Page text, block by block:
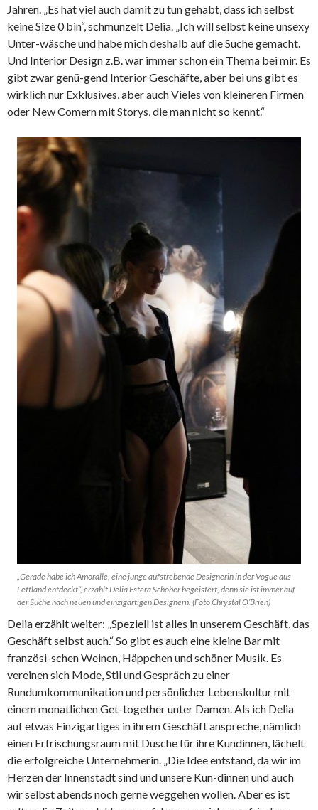
Jahren. „Es hat viel auch damit zu tun gehabt, dass ich selbst
keine Size 0 bin“, schmunzelt Delia. „Ich will selbst keine unsexy
Unter-wäsche und habe mich deshalb auf die Suche gemacht.
Und Interior Design z.B. war immer schon ein Thema bei mir. Es
gibt zwar genü-gend Interior Geschäfte, aber bei uns gibt es
wirklich nur Exklusives, aber auch Vieles von kleineren Firmen
oder New Comern mit Storys, die man nicht so kennt.“
„Gerade habe ich Amoralle, eine junge aufstrebende Designerin in der Vogue aus
Lettland entdeckt“, erzählt Delia Estera Schober begeistert, denn sie ist immer auf
der Suche nach neuen und einzigartigen Designern. (Foto Chrystal O’Brien)
Delia erzählt weiter: „Speziell ist alles in unserem Geschäft, das
Geschäft selbst auch.“ So gibt es auch eine kleine Bar mit
französi-schen Weinen, Häppchen und schöner Musik. Es
vereinen sich Mode, Stil und Gespräch zu einer
Rundumkommunikation und persönlicher Lebenskultur mit
einem monatlichen Get-together unter Damen. Als ich Delia
auf etwas Einzigartiges in ihrem Geschäft anspreche, nämlich
einen Erfrischungsraum mit Dusche für ihre Kundinnen, lächelt
die erfolgreiche Unternehmerin. „Die Idee entstand, da wir im
Herzen der Innenstadt sind und unsere Kun-dinnen und auch
wir selbst abends noch gerne weggehen wollen. Aber es ist